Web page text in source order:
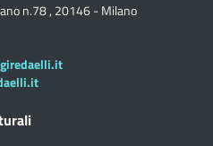
n.78 , 20146 - Milano